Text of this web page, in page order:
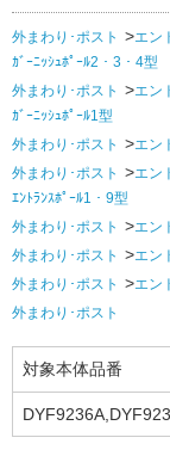
外まわり･ポスト エン
ｶﾞｰﾆｯｼｭﾎﾟｰﾙ2・3・4型
外まわり･ポスト
エン
ｶﾞｰﾆｯｼｭﾎﾟｰﾙ1型
外まわり･ポスト
エン
外まわり･ポスト
エン
ｴﾝﾄﾗﾝｽﾎﾟｰﾙ1・9型
外まわり･ポスト
エン
外まわり･ポスト
エン
外まわり･ポスト
エン
外まわり･ポスト
対象本体品番
YF94332G